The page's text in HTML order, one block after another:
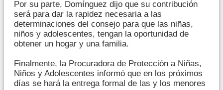
Por su parte, Domínguez dijo que su contribución
será para dar la rapidez necesaria a las
determinaciones del consejo para que las niñas,
niños y adolescentes, tengan la oportunidad de
obtener un hogar y una familia.
Finalmente, la Procuradora de Protección a Niñas,
Niños y Adolescentes informó que en los próximos
días se hará la entrega formal de las y los menores